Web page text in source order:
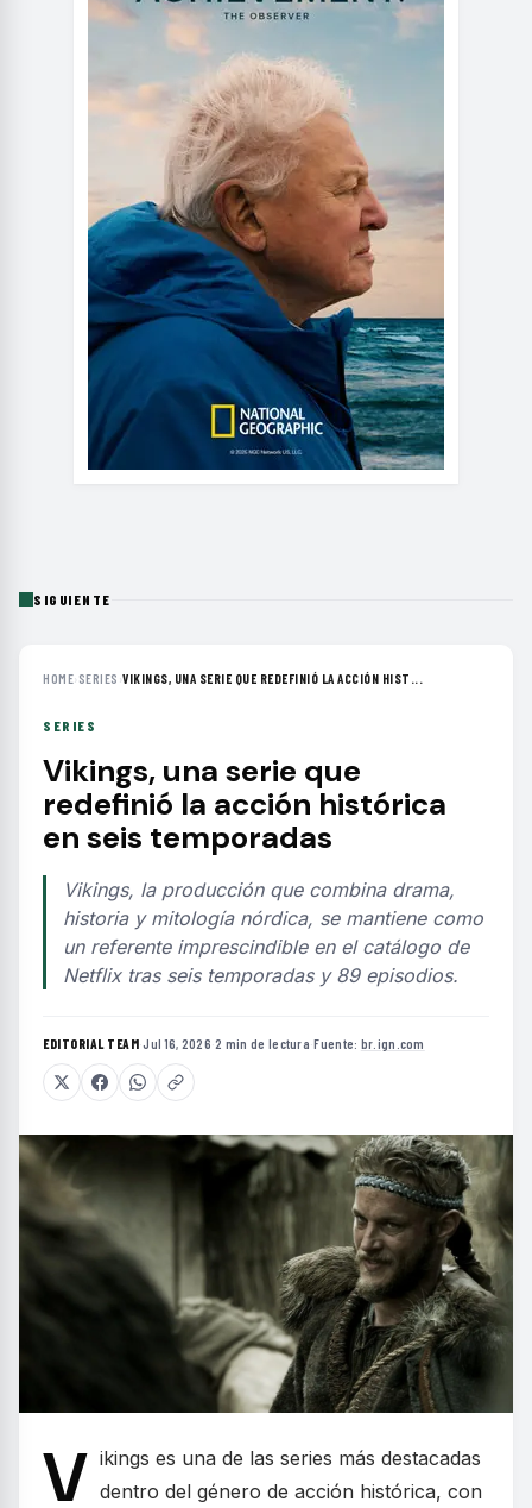
SIGUIENTE
HOME› SERIES ›VIKINGS, UNA SERIE QUE REDEFINIÓ LA ACCIÓN HIST...
SERIES
Vikings, una serie que
redefinió la acción histórica
en seis temporadas
Vikings, la producción que combina drama,
historia y mitología nórdica, se mantiene como
un referente imprescindible en el catálogo de
Netflix tras seis temporadas y 89 episodios.
EDITORIAL TEAM·Jul 16, 2026·2 min de lectura·Fuente: br.ign.com
V ikings es una de las series más destacadas
dentro del género de acción histórica, con